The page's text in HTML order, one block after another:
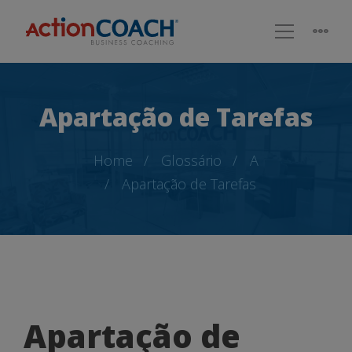
Apartação de Tarefas
Home Glossário
A
Apartação de Tarefas
Apartação
Apartação de